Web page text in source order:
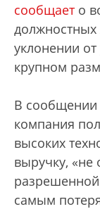
сообщает о
должностных
уклонении
крупном
В сообщении
компания
высоких
выручку, «не
самым